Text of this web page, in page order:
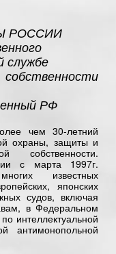
РОССИИ
службе
РФ
чем 30-летний
охраны, защиты и
собственности.
с марта 1997г.
известных
японских
судов, включая
в Федеральном
интеллектуальной
антимонопольной